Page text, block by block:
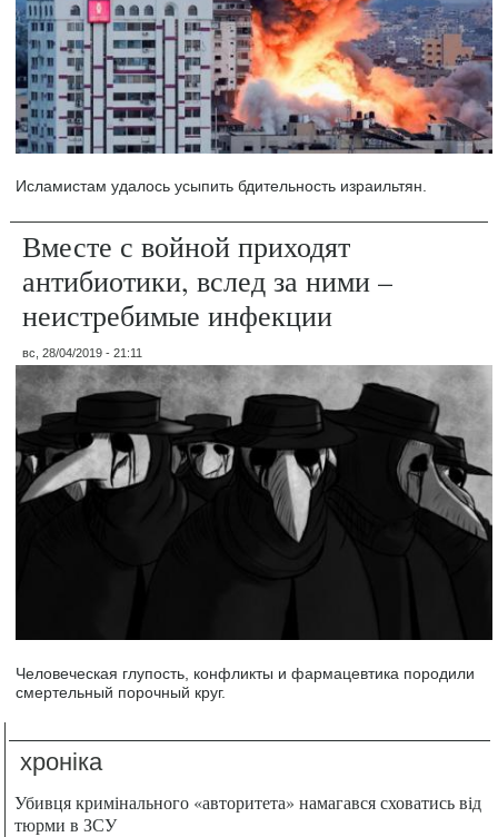
Исламистам удалось усыпить бдительность израильтян.
Вместе с войной приходят
антибиотики, вслед за ними –
неистребимые инфекции
вс, 28/04/2019 - 21:11
Человеческая глупость, конфликты и фармацевтика породили
смертельный порочный круг.
хроніка
Убивця кримінального «авторитета» намагався сховатись від
тюрми в ЗСУ